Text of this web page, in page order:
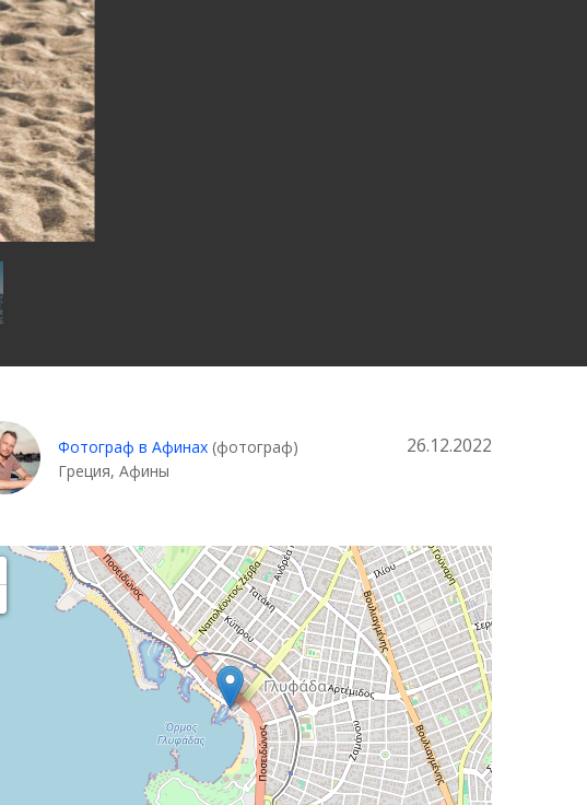
Фотограф в Афинах (фотограф)
Греция, Афины
26.12.2022